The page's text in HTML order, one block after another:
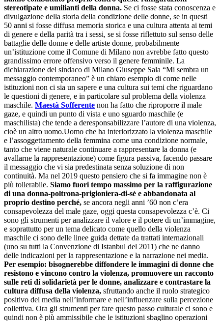
stereotipate e umilianti della donna. Se ci fosse stata conoscenza e
divulgazione della storia della condizione delle donne, se in questi
50 anni si fosse diffusa memoria storica e una cultura attenta ai temi
di genere e della parità tra i sessi, se si fosse riflettuto sul senso delle
battaglie delle donne e delle artiste donne, probabilmente
un’istituzione come il Comune di Milano non avrebbe fatto questo
grandissimo errore offensivo verso il genere femminile. La
dichiarazione del sindaco di Milano Giuseppe Sala “Mi sembra un
messaggio contemporaneo” è un chiaro esempio di come nelle
istituzioni non ci sia un sapere e una cultura sui temi che riguardano
le questioni di genere, e in particolare sul problema della violenza
maschile. Maestà Sofferente non ha fatto che riproporre il male
gaze, e quindi un punto di vista e uno sguardo maschile (e
maschilista) che tende a deresponsabilizzare l’autore di una violenza,
cioè un altro uomo.Uomo che ha interiorizzato la violenza maschile
e l’assoggettamento della femmina come una condizione normale,
tanto che viene naturale continuare a rappresentare la donna (e
avallarne la rappresentazione) come figura passiva, facendo passare
il messaggio che vi sia predestinata senza soluzione di non
continuità. Ma nel 2019 questo pensiero che si fa immagine non è
più tollerabile. Siamo fuori tempo massimo per la raffigurazione
di una donna-poltrona-prigioniera-di-sé e abbandonata al
proprio destino perché, se ancora negli anni ’60 non c’era
consapevolezza del male gaze, oggi questa consapevolezza c’è. Ci
sono gli strumenti per analizzare il valore e il potere di un’immagine,
e soprattutto per un tema delicato come quello della violenza
maschile ci sono delle linee guida dettate da trattati internazionali
(uno su tutti la Convenzione di Istanbul del 2011) che ne danno
delle indicazioni per la rappresentazione e la narrazione nei media.
Per esempio: bisognerebbe diffondere le immagini di donne che
resistono e vincono contro la violenza, promuovere un racconto
sulle reti di solidarietà per le donne, analizzare e contrastare la
cultura diffusa della violenza, sfruttando anche il ruolo strategico
positivo dei media nell’informare e nell’influenzare sulla percezione
collettiva. Ora gli strumenti per fare questo passo culturale ci sono e
quindi non è più ammissibile che le istituzioni sbaglino operazioni